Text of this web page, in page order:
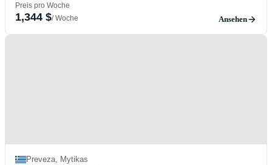
Preis pro Woche
1,344 $/ Woche Ansehen
Preveza, Mytikas